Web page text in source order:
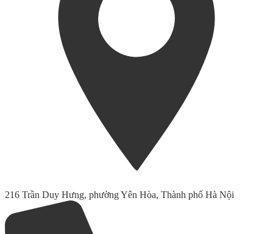
216 Trần Duy Hưng, phường Yên Hòa, Thành phố Hà Nội